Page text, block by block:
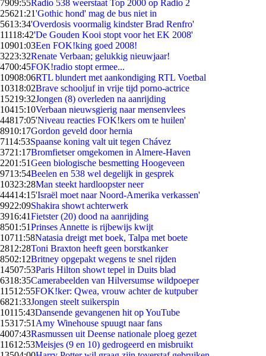
7909:55Radio 538 weerstaat Top 2000 op Radio 2
25621:21'Gothic hond' mag de bus niet in
5613:34'Overdosis voormalig kindster Brad Renfro'
11118:42'De Gouden Kooi stopt voor het EK 2008'
10901:03Een FOK!king goed 2008!
3223:32Renate Verbaan; gelukkig nieuwjaar!
4700:45FOK!radio stopt ermee...
10908:06RTL blundert met aankondiging RTL Voetbal
10318:02Brave schooljuf in vrije tijd porno-actrice
15219:32Jongen (8) overleden na aanrijding
10415:10Verbaan nieuwsgierig naar mensenvlees
44817:05'Niveau reacties FOK!kers om te huilen'
8910:17Gordon geveld door hernia
7114:53Spaanse koning valt uit tegen Chávez
3721:17Bromfietser omgekomen in Almere-Haven
2201:51Geen biologische besmetting Hoogeveen
9713:54Beelen en 538 wel degelijk in gesprek
10323:28Man steekt hardloopster neer
44414:15'Israël moet naar Noord-Amerika verkassen'
9922:09Shakira showt achterwerk
3916:41Fietster (20) dood na aanrijding
8501:51Prinses Annette is rijbewijs kwijt
10711:58Natasia dreigt met boek, Talpa met boete
2812:28Toni Braxton heeft geen borstkanker
8502:12Britney opgepakt wegens te snel rijden
14507:53Paris Hilton showt tepel in Duits blad
6318:35Camerabeelden van Hilversumse wildpoeper
11512:55FOK!ker: Qwea, vrouw achter de kutpuber
6821:33Jongen steelt suikerspin
10115:43Dansende gevangenen hit op YouTube
15317:51 Amy Winehouse spuugt naar fans
4007:43Rasmussen uit Deense nationale ploeg gezet
11612:53Meisjes (9 en 10) gedrogeerd en misbruikt